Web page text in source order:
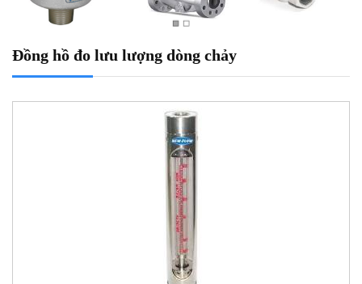
Đồng hồ đo lưu lượng dòng chảy